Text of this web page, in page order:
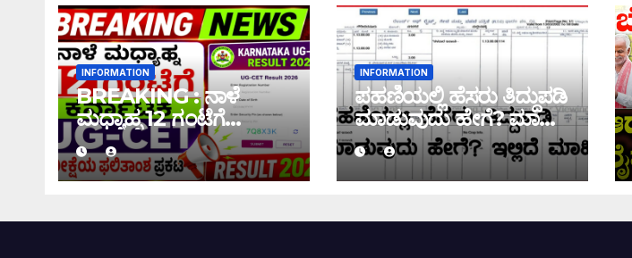
INFORMATION
BREAKING : ನಾಳೆ
ಮಧ್ಯಾಹ್ನ 12 ಗಂಟೆಗೆ
ಕರ್ನಾಟಕ UG-CET
ಪರೀಕ್ಷೆಯ ಫಲಿತಾಂಶ ಪ್ರಕಟ
|UG-CET Result 2026
INFORMATION
ಪಹಣಿಯಲ್ಲಿ ಹೆಸರು ತಿದ್ದುಪಡಿ
ಮಾಡುವುದು ಹೇಗೆ? ಮಾಹಿತಿ
ಇಲ್ಲಿದೆ